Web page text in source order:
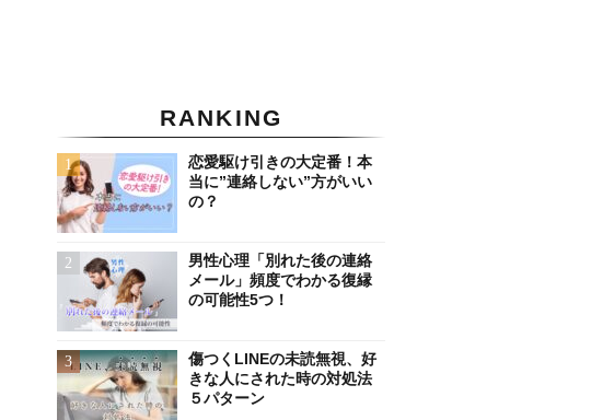
RANKING
恋愛駆け引きの大定番！本
当に”連絡しない”方がいい
の？
男性心理「別れた後の連絡
メール」頻度でわかる復縁
の可能性5つ！
傷つくLINEの未読無視、好
きな人にされた時の対処法
５パターン